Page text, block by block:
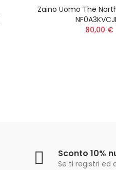
Zaino Uomo The
80,00 €
Sconto 10%
Se ti registri ed